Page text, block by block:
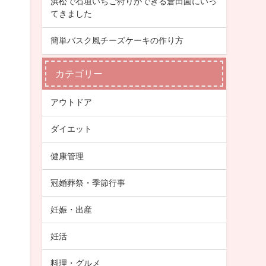
てきました
簡単バスク風チーズケーキの作り方
カテゴリー
アウトドア
ダイエット
健康管理
冠婚葬祭・季節行事
妊娠・出産
妊活
料理・グルメ